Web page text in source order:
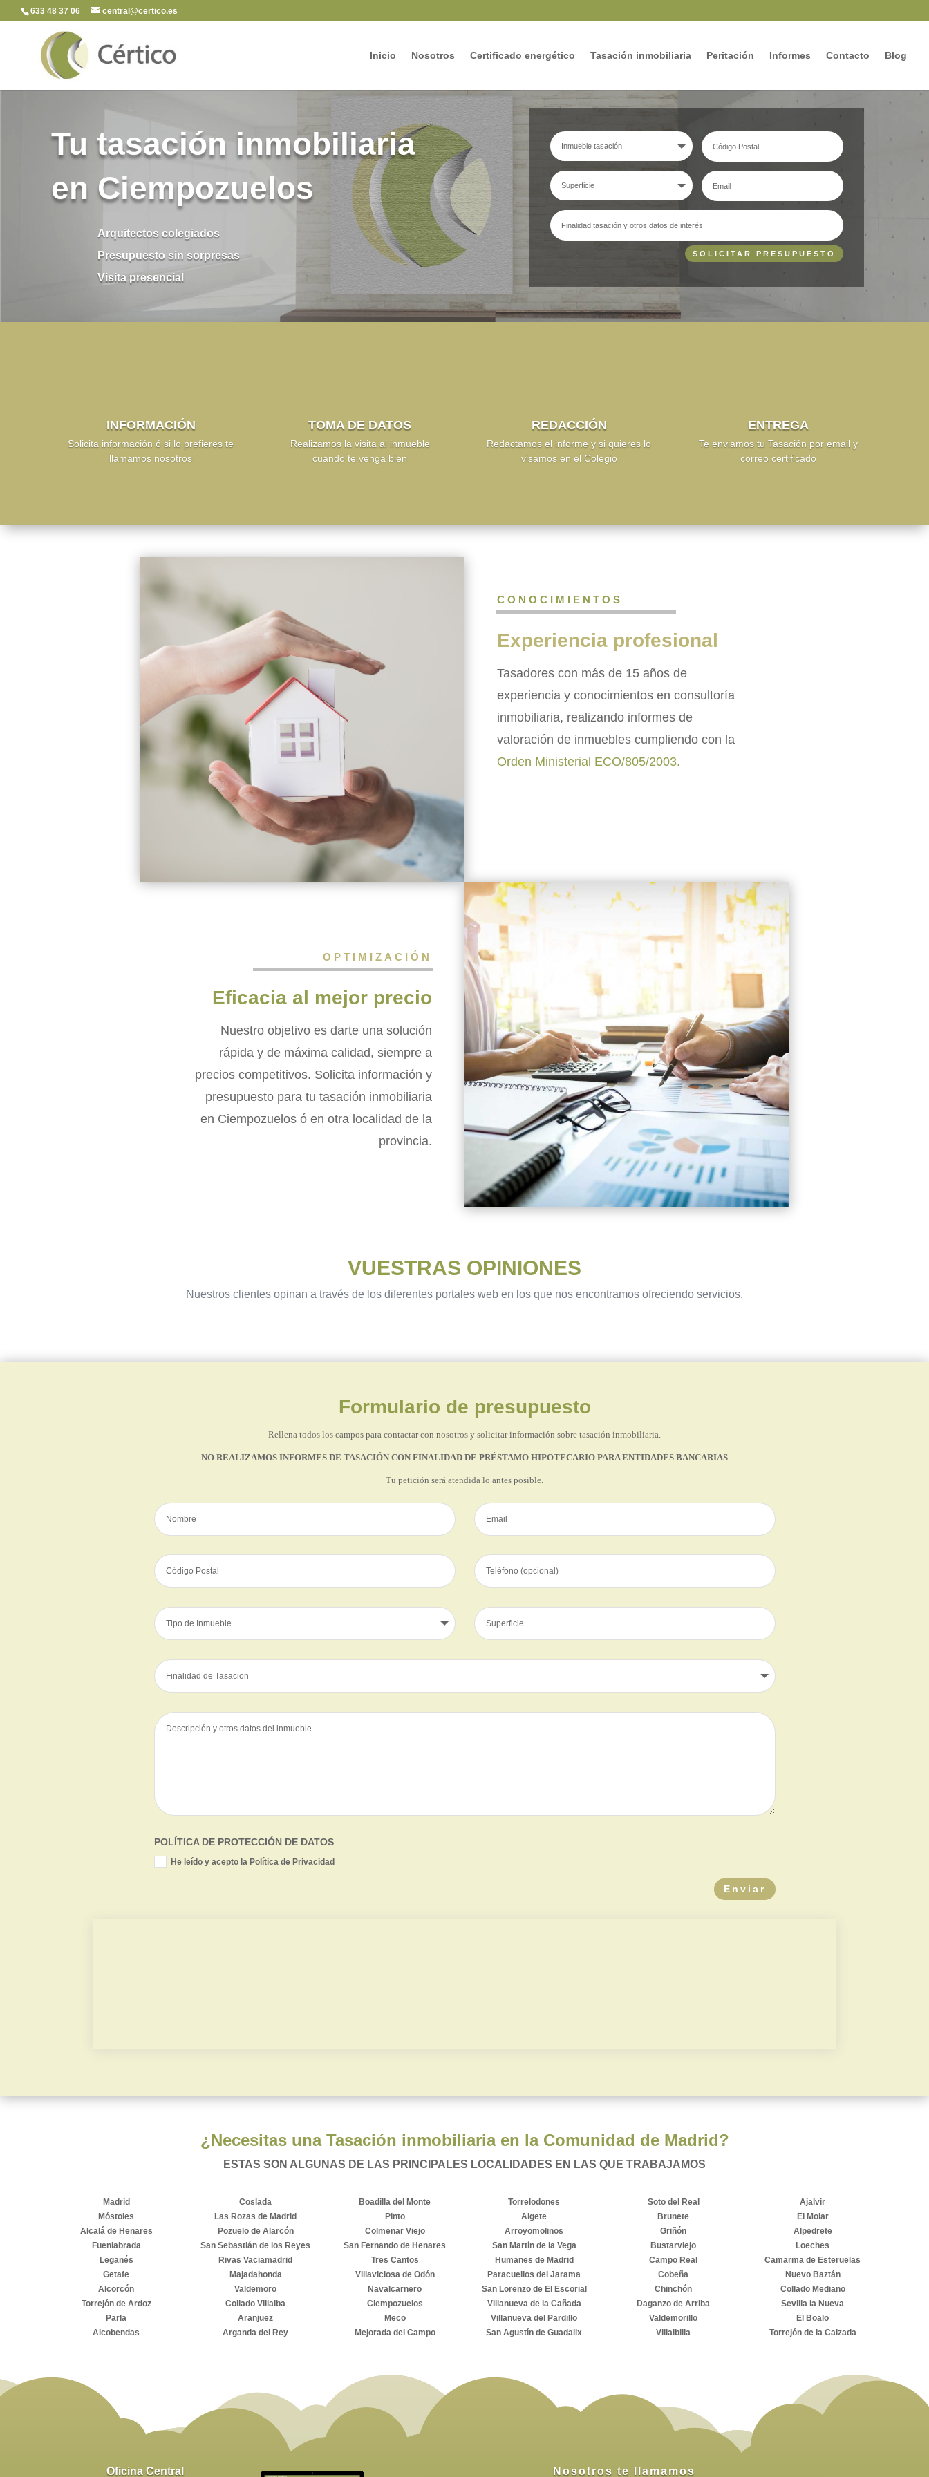
633 48 37 06 central@certico.es
Inicio Nosotros Certificado energético Tasación inmobiliaria Peritación Informes Contacto Blog
Tu tasación inmobiliaria
en Ciempozuelos
Arquitectos colegiados
Presupuesto sin sorpresas
Visita presencial
SOLICITAR PRESUPUESTO
INFORMACIÓN
Solicita información ó si lo prefieres te
llamamos nosotros
TOMA DE DATOS
Realizamos la visita al inmueble
cuando te venga bien
REDACCIÓN
Redactamos el informe y si quieres lo
visamos en el Colegio
ENTREGA
Te enviamos tu Tasación por email y
correo certificado
CONOCIMIENTOS
Experiencia profesional
Tasadores con más de 15 años de
experiencia y conocimientos en consultoría
inmobiliaria, realizando informes de
valoración de inmuebles cumpliendo con la
Orden Ministerial ECO/805/2003.
OPTIMIZACIÓN
Eficacia al mejor precio
Nuestro objetivo es darte una solución
rápida y de máxima calidad, siempre a
precios competitivos. Solicita información y
presupuesto para tu tasación inmobiliaria
en Ciempozuelos ó en otra localidad de la
provincia.
VUESTRAS OPINIONES
Nuestros clientes opinan a través de los diferentes portales web en los que nos encontramos ofreciendo servicios.
Formulario de presupuesto
Rellena todos los campos para contactar con nosotros y solicitar información sobre tasación inmobiliaria.
NO REALIZAMOS INFORMES DE TASACIÓN CON FINALIDAD DE PRÉSTAMO HIPOTECARIO PARA ENTIDADES BANCARIAS
Tu petición será atendida lo antes posible.
POLÍTICA DE PROTECCIÓN DE DATOS
He leído y acepto la Política de Privacidad
Enviar
¿Necesitas una Tasación inmobiliaria en la Comunidad de Madrid?
ESTAS SON ALGUNAS DE LAS PRINCIPALES LOCALIDADES EN LAS QUE TRABAJAMOS
Madrid
Móstoles
Alcalá de Henares
Fuenlabrada
Leganés
Getafe
Alcorcón
Torrejón de Ardoz
Parla
Alcobendas
Coslada
Las Rozas de Madrid
Pozuelo de Alarcón
San Sebastián de los Reyes
Rivas Vaciamadrid
Majadahonda
Valdemoro
Collado Villalba
Aranjuez
Arganda del Rey
Boadilla del Monte
Pinto
Colmenar Viejo
San Fernando de Henares
Tres Cantos
Villaviciosa de Odón
Navalcarnero
Ciempozuelos
Meco
Mejorada del Campo
Torrelodones
Algete
Arroyomolinos
San Martín de la Vega
Humanes de Madrid
Paracuellos del Jarama
San Lorenzo de El Escorial
Villanueva de la Cañada
Villanueva del Pardillo
San Agustín de Guadalix
Soto del Real
Brunete
Griñón
Bustarviejo
Campo Real
Cobeña
Chinchón
Daganzo de Arriba
Valdemorillo
Villalbilla
Ajalvir
El Molar
Alpedrete
Loeches
Camarma de Esteruelas
Nuevo Baztán
Collado Mediano
Sevilla la Nueva
El Boalo
Torrejón de la Calzada
Oficina Central Nosotros te llamamos